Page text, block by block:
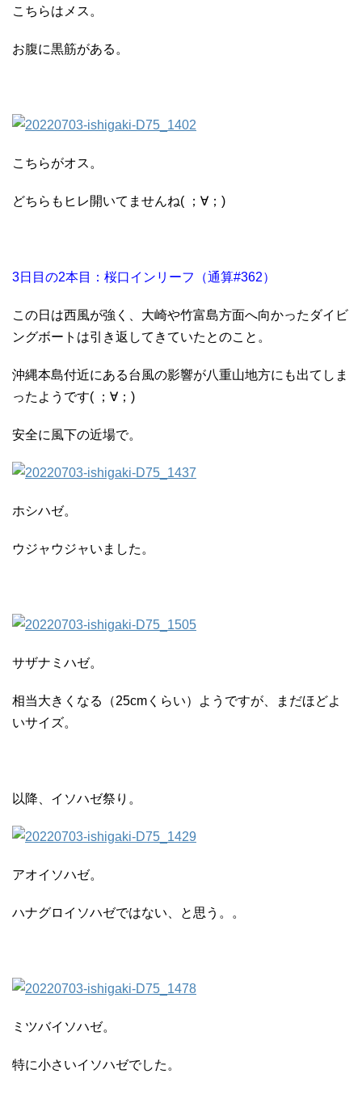
こちらはメス。
お腹に黒筋がある。
こちらがオス。
どちらもヒレ開いてませんね( ；∀；)
3日目の2本目：桜口インリーフ（通算#362）
この日は西風が強く、大崎や竹富島方面へ向かったダイビ
ングボートは引き返してきていたとのこと。
沖縄本島付近にある台風の影響が八重山地方にも出てしま
ったようです( ；∀；)
安全に風下の近場で。
ホシハゼ。
ウジャウジャいました。
サザナミハゼ。
相当大きくなる（25cmくらい）ようですが、まだほどよ
いサイズ。
以降、イソハゼ祭り。
アオイソハゼ。
ハナグロイソハゼではない、と思う。。
ミツバイソハゼ。
特に小さいイソハゼでした。